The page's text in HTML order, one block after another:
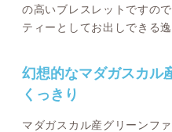
の高いブレスレットですの
ティーとしてお出しできる
幻想的なマダガスカル
くっきり
マダガスカル産グリーンフ